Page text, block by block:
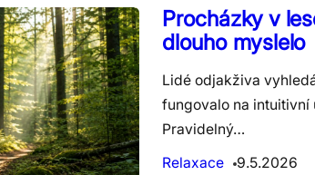
Procházky v
dlouho myslelo
Lidé odjakživa
fungovalo na intuitivní
Pravidelný…
Relaxace
9.5.2026